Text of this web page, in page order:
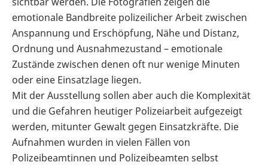
emotionale Bandbreite polizeilicher Arbeit zwischen
Anspannung und Erschöpfung, Nähe und Distanz,
Ordnung und Ausnahmezustand – emotionale
Zustände zwischen denen oft nur wenige Minuten
oder eine Einsatzlage liegen.
Mit der Ausstellung sollen aber auch die Komplexität
und die Gefahren heutiger Polizeiarbeit aufgezeigt
werden, mitunter Gewalt gegen Einsatzkräfte. Die
Aufnahmen wurden in vielen Fällen von
Polizeibeamtinnen und Polizeibeamten selbst